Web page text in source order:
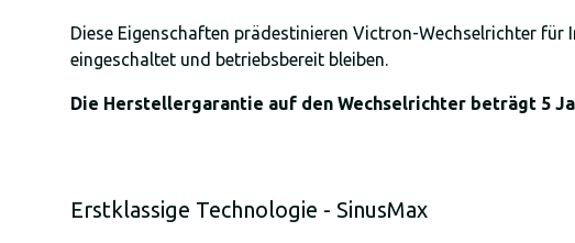
Diese Eigenschaften prädestinieren Victron-Wechselrichter
eingeschaltet und betriebsbereit bleiben.
Die Herstellergarantie auf den Wechselrichter beträgt 5
Erstklassige Technologie - SinusMax